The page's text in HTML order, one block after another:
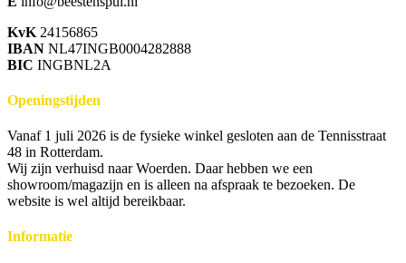
KvK 24156865
IBAN NL47INGB0004282888
BIC INGBNL2A
Openingstijden
Vanaf 1 juli 2026 is de fysieke winkel gesloten aan de Tennisstraat
48 in Rotterdam.
Wij zijn verhuisd naar Woerden. Daar hebben we een
showroom/magazijn en is alleen na afspraak te bezoeken. De
website is wel altijd bereikbaar.
Informatie